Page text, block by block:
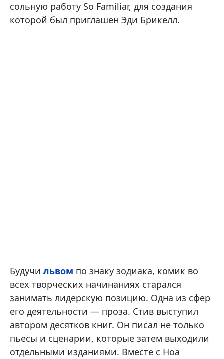
сольную работу So Familiar, для создания
которой был приглашен Эди Брикелл.
Будучи львом по знаку зодиака, комик во
всех творческих начинаниях старался
занимать лидерскую позицию. Одна из сфер
его деятельности — проза. Стив выступил
автором десятков книг. Он писал не только
пьесы и сценарии, которые затем выходили
отдельными изданиями. Вместе с Ноа